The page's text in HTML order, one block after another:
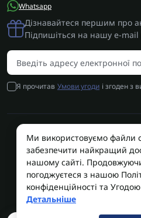
Whatsapp
Дізнавайтеся першим про
Підпишіться на нашу e-mail
Я прочитав Умови угоди і згоден з
AUTOSHIFT | Запчастини
Ми використовуємо файли
забезпечити найкращий
нашому сайті.
погоджуєтеся з нашою
конфіденційності та
Детальніше